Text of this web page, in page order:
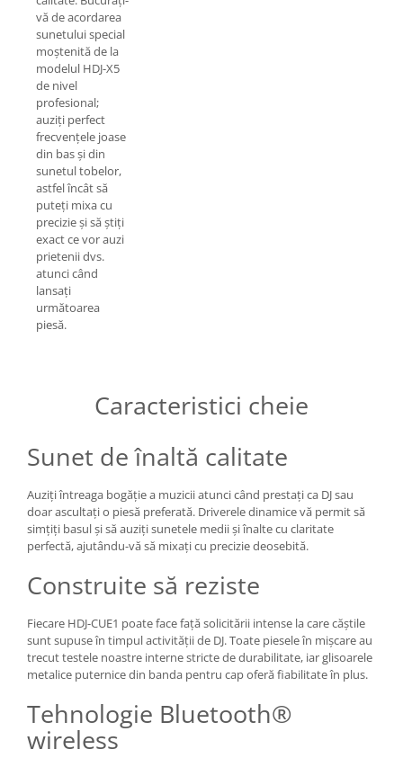
vă de acordarea
sunetului special
moștenită de la
modelul HDJ-X5
de nivel
profesional;
auziți perfect
frecvențele joase
din bas și din
sunetul tobelor,
astfel încât să
puteți mixa cu
precizie și să știți
exact ce vor auzi
prietenii dvs.
atunci când
lansați
următoarea
piesă.
Caracteristici cheie
Sunet de înaltă calitate
Auziți întreaga bogăție a muzicii atunci când prestați ca DJ sau
doar ascultați o piesă preferată. Driverele dinamice vă permit să
simțiți basul și să auziți sunetele medii și înalte cu claritate
perfectă, ajutându-vă să mixați cu precizie deosebită.
Construite să reziste
Fiecare HDJ-CUE1 poate face față solicitării intense la care căștile
sunt supuse în timpul activității de DJ. Toate piesele în mișcare au
trecut testele noastre interne stricte de durabilitate, iar glisoarele
metalice puternice din banda pentru cap oferă fiabilitate în plus.
Tehnologie Bluetooth®
wireless